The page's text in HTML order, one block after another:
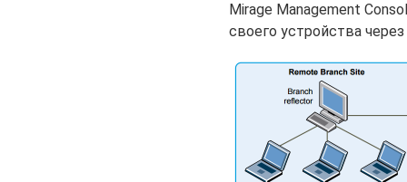
Mirage Management
своего устройства через